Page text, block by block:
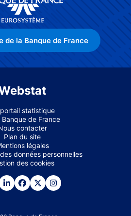
de la Banque de France
statistique
Banque de France
contacter
Plan du site
légales
données personnelles
des cookies